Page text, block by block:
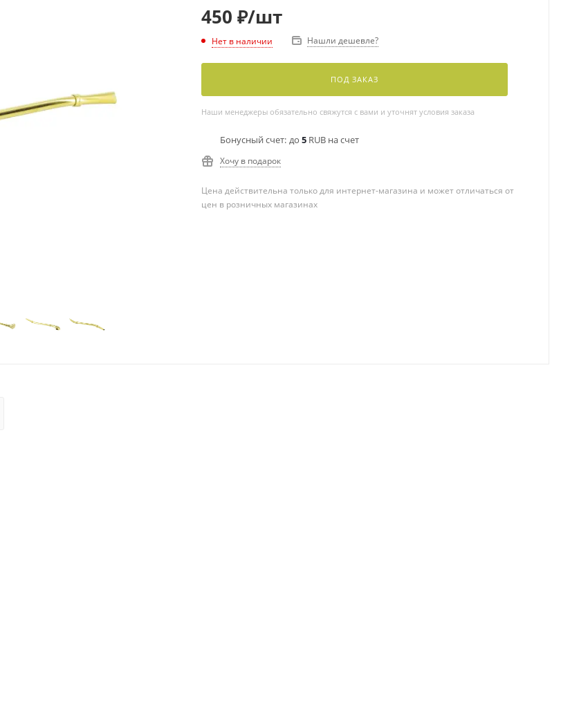
450 ₽/шт
Нет в наличии Нашли дешевле?
ПОД ЗАКАЗ
Наши менеджеры обязательно свяжутся с вами и уточнят условия заказа
Бонусный счет: до 5RUB на счет
Хочу в подарок
Цена действительна только для интернет-магазина и может отличаться от
цен в розничных магазинах